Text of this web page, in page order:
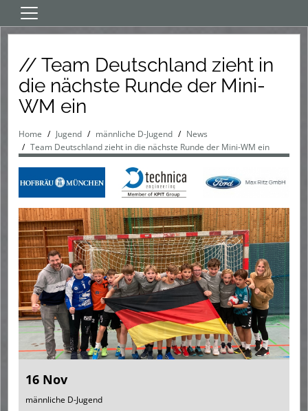
Aktive
Jugend
Verein
Sponsoren
Events
HT fördern
App/Download/Links/LIVE
HT-Shop
Tickets
Sommercamp 2026
// Team Deutschland zieht in
die nächste Runde der Mini-
WM ein
Home Jugend männliche D-Jugend
News
Team Deutschland zieht in die nächste Runde der Mini-WM ein
16 Nov
männliche D-Jugend